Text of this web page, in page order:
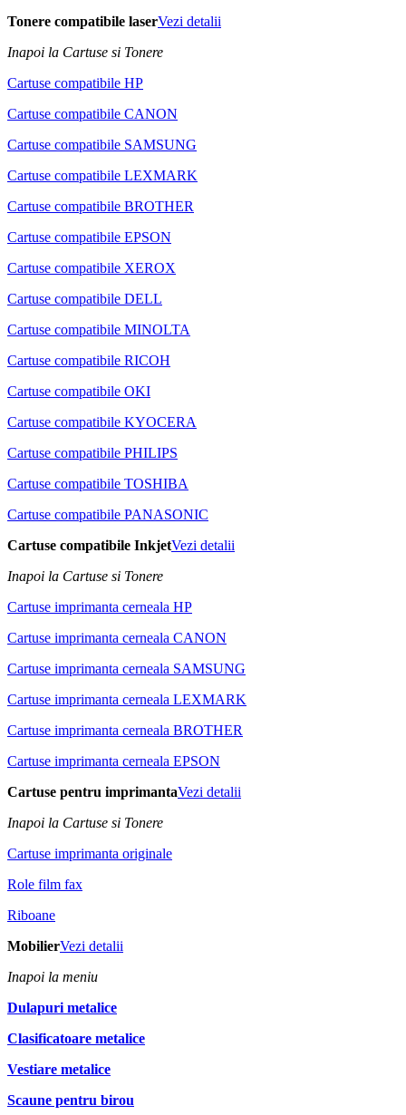
Tonere compatibile laserVezi detalii
Inapoi la Cartuse si Tonere
Cartuse compatibile HP
Cartuse compatibile CANON
Cartuse compatibile SAMSUNG
Cartuse compatibile LEXMARK
Cartuse compatibile BROTHER
Cartuse compatibile EPSON
Cartuse compatibile XEROX
Cartuse compatibile DELL
Cartuse compatibile MINOLTA
Cartuse compatibile RICOH
Cartuse compatibile OKI
Cartuse compatibile KYOCERA
Cartuse compatibile PHILIPS
Cartuse compatibile TOSHIBA
Cartuse compatibile PANASONIC
Cartuse compatibile InkjetVezi detalii
Inapoi la Cartuse si Tonere
Cartuse imprimanta cerneala HP
Cartuse imprimanta cerneala CANON
Cartuse imprimanta cerneala SAMSUNG
Cartuse imprimanta cerneala LEXMARK
Cartuse imprimanta cerneala BROTHER
Cartuse imprimanta cerneala EPSON
Cartuse pentru imprimantaVezi detalii
Inapoi la Cartuse si Tonere
Cartuse imprimanta originale
Role film fax
Riboane
MobilierVezi detalii
Inapoi la meniu
Dulapuri metalice
Clasificatoare metalice
Vestiare metalice
Scaune pentru birou